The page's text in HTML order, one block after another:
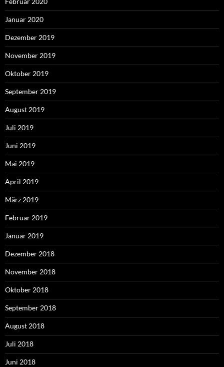
Januar 2020
Dezember 2019
November 2019
Oktober 2019
September 2019
August 2019
Juli 2019
Juni 2019
Mai 2019
April 2019
März 2019
Februar 2019
Januar 2019
Dezember 2018
November 2018
Oktober 2018
September 2018
August 2018
Juli 2018
Juni 2018